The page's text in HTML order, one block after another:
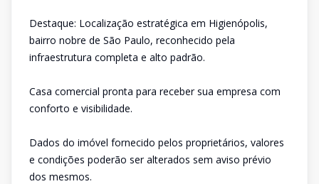
Destaque: Localização estratégica em Higienópolis,
bairro nobre de São Paulo, reconhecido pela
infraestrutura completa e alto padrão.
Casa comercial pronta para receber sua empresa com
conforto e visibilidade.
Dados do imóvel fornecido pelos proprietários, valores
e condições poderão ser alterados sem aviso prévio
dos mesmos.